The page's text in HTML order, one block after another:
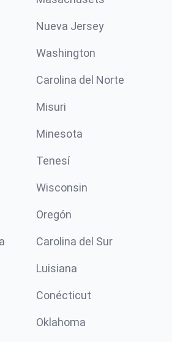
Nueva Jersey
Washington
Carolina del Norte
Misuri
Minesota
Tenesí
Wisconsin
Oregón
Carolina del Sur
Luisiana
Conécticut
Oklahoma